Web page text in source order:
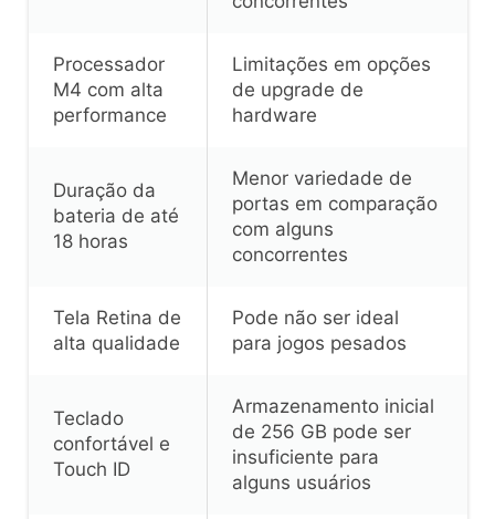
Processador
M4 com alta
performance
Limitações em opções
de upgrade de
hardware
Duração da
bateria de até
18 horas
Menor variedade de
portas em comparação
com alguns
concorrentes
Tela Retina de
alta qualidade
Pode não ser ideal
para jogos pesados
Teclado
confortável e
Touch ID
Armazenamento inicial
de 256 GB pode ser
insuficiente para
alguns usuários